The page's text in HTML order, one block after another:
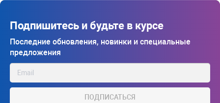
Подпишитесь и будьте в курсе
Последние обновления, новинки и специальные
предложения
ПОДПИСАТЬСЯ